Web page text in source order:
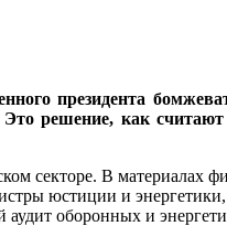
президента
решение, как считают
секторе. В материалах
юстиции и энергетики,
оборонных и